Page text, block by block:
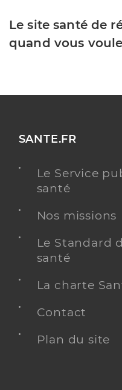
Le site santé de
quand vous
SANTE.FR
Le Service
santé
Nos missions
Le Standard
santé
La charte
Contact
Plan du site